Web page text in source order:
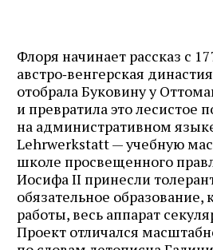
Флоря начинает рассказ с
австро‑венгерская
отобрала Буковину у
и превратила это лесистое
на административном
Lehrwerkstatt — учебную
школе просвещенного
Иосифа II принесли
обязательное образование,
работы, весь аппарат
Проект отличался